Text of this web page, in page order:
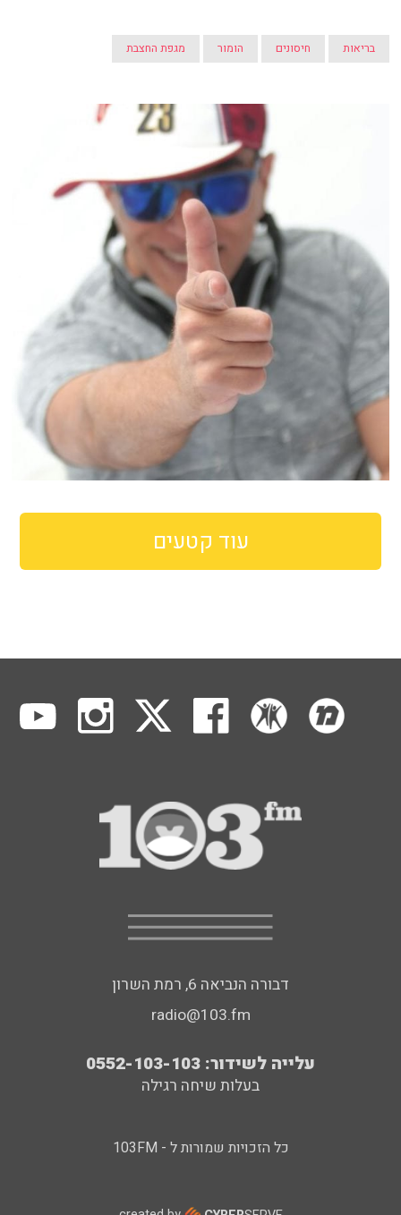
בריאות חיסונים הומור מגפת החצבת
עוד קטעים
דבורה הנביאה 6, רמת השרון
radio@103.fm
עלייה לשידור: 0552-103-103
בעלות שיחה רגילה
כל הזכויות שמורות ל - 103FM